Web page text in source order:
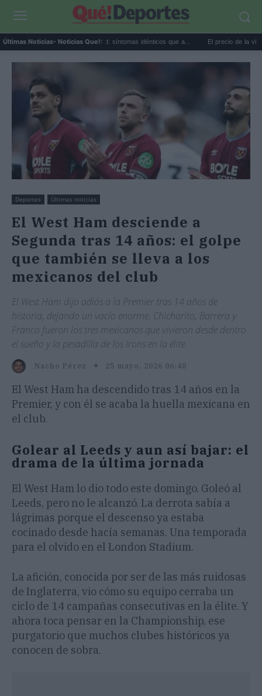
Últimas Noticias- Noticias Que!:
Calor extremo y ansiedad: síntomas idénticos que a... El precio de la vivienda
Deportes Últimas noticias
El West Ham desciende a
Segunda tras 14 años: el golpe
que también se lleva a los
mexicanos del club
El West Ham dijo adiós a la Premier tras 14 años de
historia, dejando un vacío enorme. Chicharito, Barrera y
Franco fueron los tres mexicanos que vivieron desde dentro
el sueño y la pesadilla de los Irons en la élite.
Nacho Pérez 25 mayo, 2026 06:48
El West Ham ha descendido tras 14 años en la
Premier, y con él se acaba la huella mexicana en
el club.
Golear al Leeds y aun así bajar: el
drama de la última jornada
El West Ham lo dio todo este domingo. Goleó al
Leeds, pero no le alcanzó. La derrota sabía a
lágrimas porque el descenso ya estaba
cocinado desde hacía semanas. Una temporada
para el olvido en el London Stadium.
La afición, conocida por ser de las más ruidosas
de Inglaterra, vio cómo su equipo cerraba un
ciclo de 14 campañas consecutivas en la élite. Y
ahora toca pensar en la Championship, ese
purgatorio que muchos clubes históricos ya
conocen de sobra.